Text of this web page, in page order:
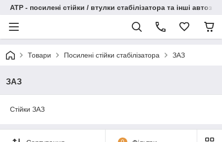
АТР - посилені стійки / втулки стабілізатора та інші
Товари Посилені стійки стабілізатора ЗАЗ
ЗАЗ
Стійки ЗАЗ